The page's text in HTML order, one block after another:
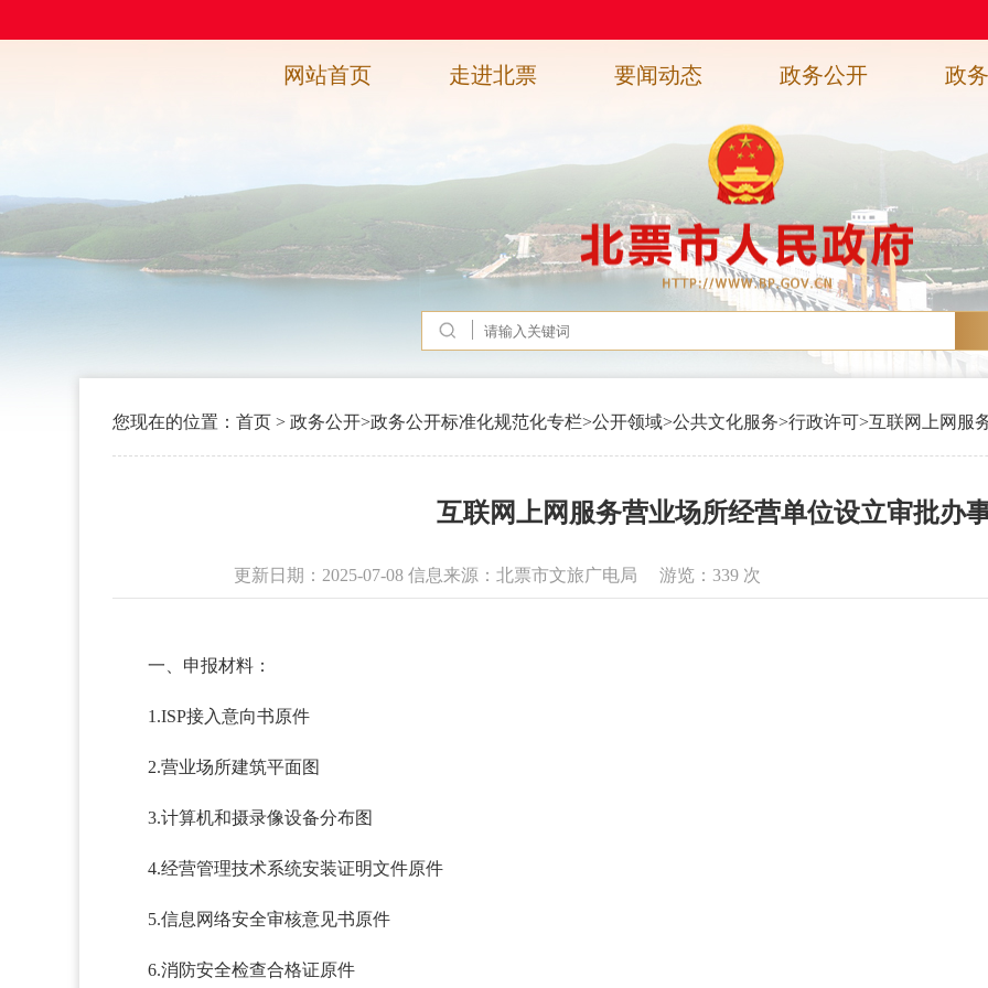
网站首页 走进北票 要闻动态 政务公开 政
您现在的位置： 首页 > 政务公开>政务公开标准化规范化专栏>公开领域>公共文化服务>行政许可>互联网上网服
互联网上网服务营业场所经营单位设立审批办
更新日期：2025-07-08 信息来源：北票市文旅广电局 游览： 339 次
一、申报材料：
1.ISP接入意向书原件
2.营业场所建筑平面图
3.计算机和摄录像设备分布图
4.经营管理技术系统安装证明文件原件
5.信息网络安全审核意见书原件
6.消防安全检查合格证原件